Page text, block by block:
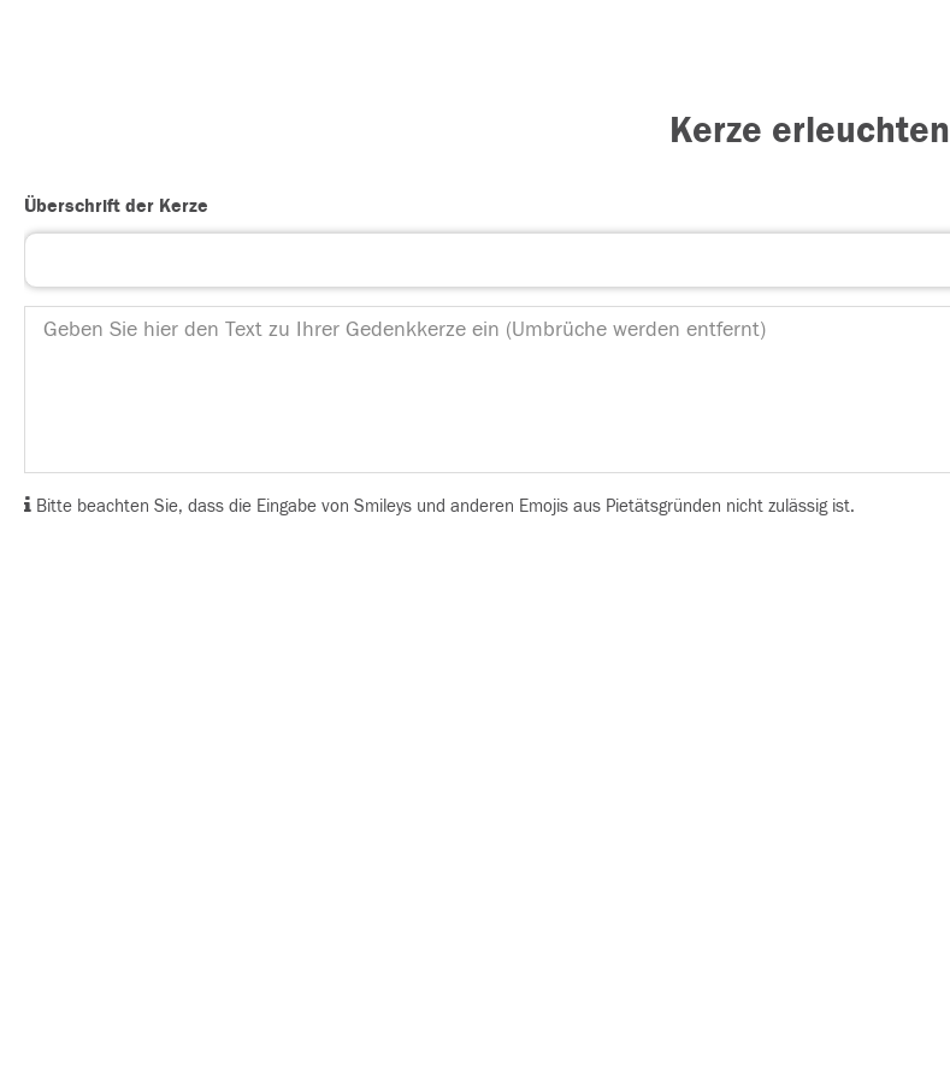
Kerze erleuchten
Überschrift der Kerze
Bitte beachten Sie, dass die Eingabe von Smileys und anderen Emojis aus Pietätsgründen nicht zulässig ist.